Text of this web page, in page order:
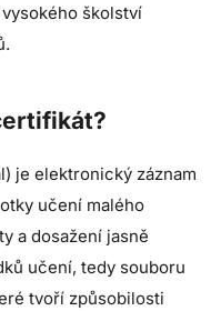
školství
je elektronický záznam
učení malého
a dosažení jasně
učení, tedy souboru
tvoří způsobilosti